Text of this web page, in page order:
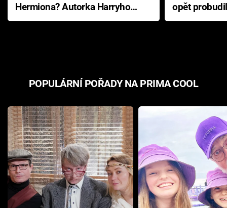
Hermiona? Autorka Harryho
Pottera přišla s ráznou
opět
přichází s
POPULÁRNÍ POŘADY NA PRIMA COOL